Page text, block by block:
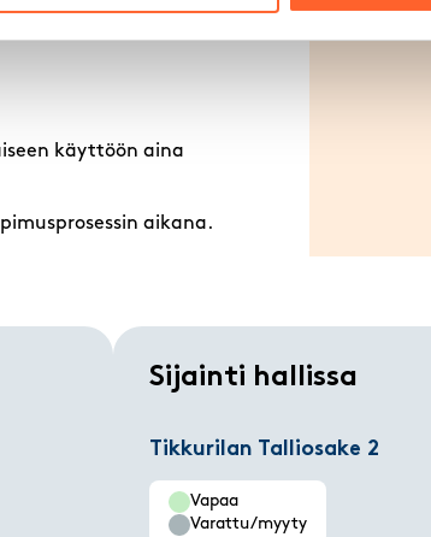
käyttöön aina
aikana.
Sijainti hallissa
Tikkurilan Talliosake 2
Vapaa
Varattu/myyty